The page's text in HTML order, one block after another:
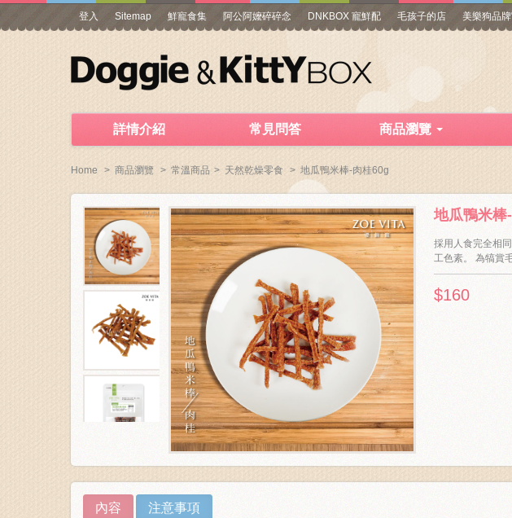
登入 Sitemap 鮮寵食集 阿公阿嬤碎碎念 DNKBOX 寵鮮配 毛孩子的店 美樂狗品
詳情介紹 常見問答 商品瀏覽
Home > 商品瀏覽 > 常溫商品 > 天然乾燥零食 > 地瓜鴨米棒-肉桂60g
地瓜鴨米棒
採用人食完全相
工色素。 為犒賞
$160
內容 注意事項